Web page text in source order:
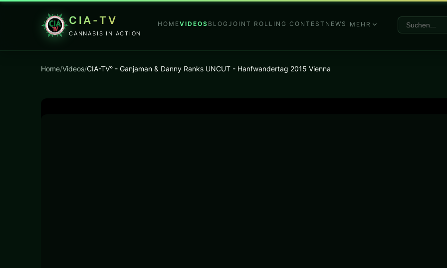
CIA-TV
CANNABIS IN ACTION
HOMEVIDEOS BLOGJOINT ROLLING CONTEST NEWS MEHR
Home/Videos/CIA-TV° - Ganjaman & Danny Ranks UNCUT - Hanfwandertag 2015 Vienna